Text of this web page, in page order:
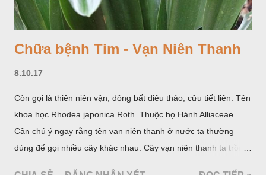
Chữa bệnh Tim - Vạn Niên Thanh
8.10.17
Còn gọi là thiên niên vận, đông bất điêu thảo, cửu tiết liên. Tên
khoa học Rhodea japonica Roth. Thuộc họ Hành Alliaceae.
Cần chú ý ngay rằng tên vạn niên thanh ở nước ta thường
dùng để gọi nhiều cây khác nhau. Cây vạn niên thanh ta trồng